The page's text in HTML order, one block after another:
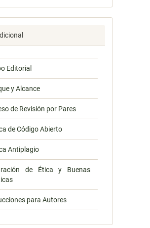
Editorial
y Alcance
de Revisión por Pares
de Código Abierto
Antiplagio
de Ética y Buenas
para Autores